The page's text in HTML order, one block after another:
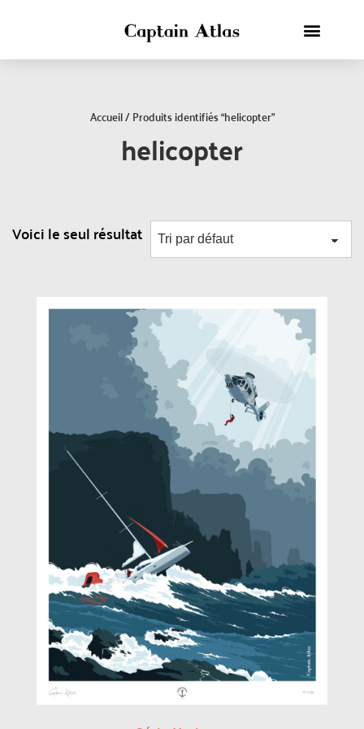
Accueil/ Produits identifiés “helicopter”
helicopter
Voici le seul résultat